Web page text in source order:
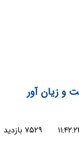
زیان آور
۷۵۲۹ بازدید